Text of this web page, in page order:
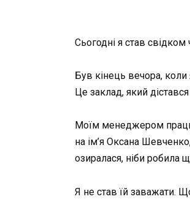
Сьогодні я став
Був кінець вечора,
Це заклад, який
Моїм менеджером
на ім’я Оксана
озиралася, ніби робила
Я не став їй заважати.